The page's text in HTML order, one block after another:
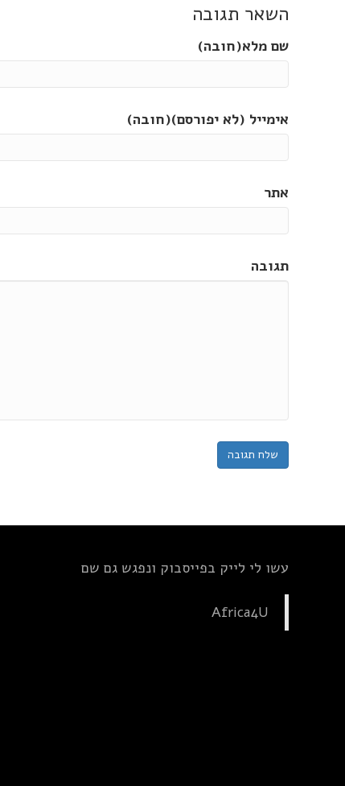
השאר תגובה
שם מלא(חובה)
אימייל (לא יפורסם)(חובה)
אתר
תגובה
עשו לי לייק בפייסבוק ונפגש גם שם
Africa4U